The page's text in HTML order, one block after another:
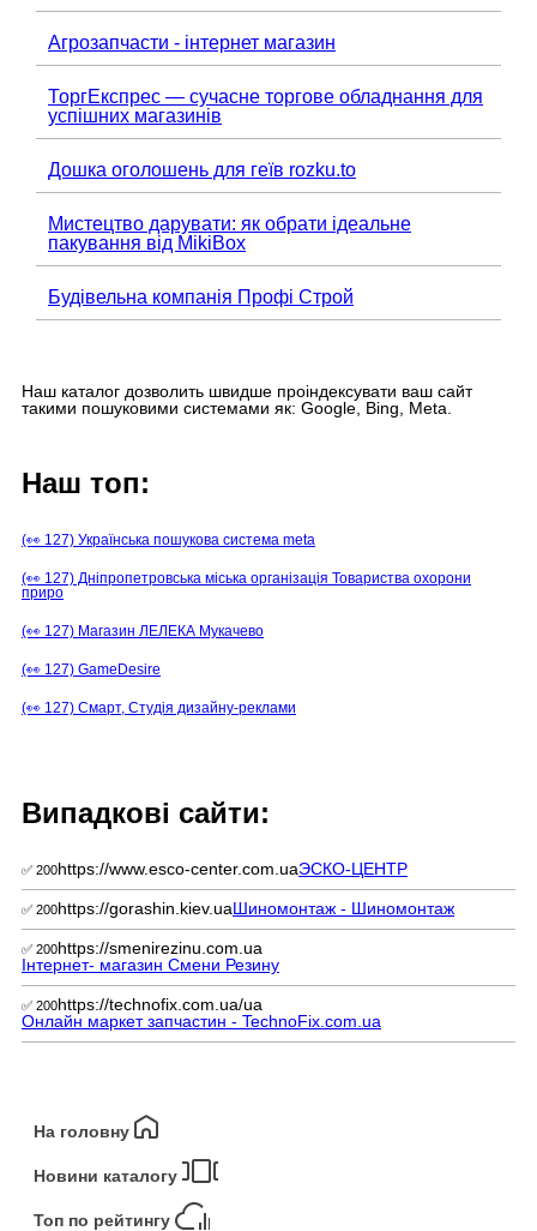
Агрозапчасти - інтернет магазин
ТоргЕкспрес — сучасне торгове обладнання для
успішних магазинів
Дошка оголошень для геїв rozku.to
Мистецтво дарувати: як обрати ідеальне
пакування від MikiBox
Будівельна компанія Профі Строй
Наш каталог дозволить швидше проіндексувати ваш сайт
такими пошуковими системами як: Google, Bing, Meta.
Наш топ:
(👀 127) Українська пошукова система meta
(👀 127) Дніпропетровська міська організація Товариства охорони
приро
(👀 127) Магазин ЛЕЛЕКА Мукачево
(👀 127) GameDesire
(👀 127) Смарт, Студія дизайну-реклами
Випадкові сайти:
✅ 200https://www.esco-center.com.uaЭСКО-ЦЕНТР
✅ 200https://gorashin.kiev.uaШиномонтаж - Шиномонтаж
✅ 200https://smenirezinu.com.ua
Інтернет- магазин Смени Резину
✅ 200https://technofix.com.ua/ua
Онлайн маркет запчастин - TechnoFix.com.ua
На головну
Новини каталогу
Топ по рейтингу